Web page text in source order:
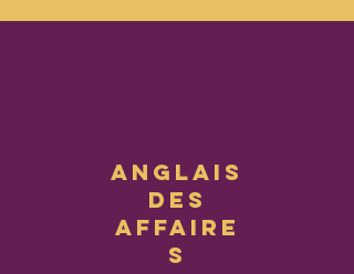
Anglais
des
affaire
s